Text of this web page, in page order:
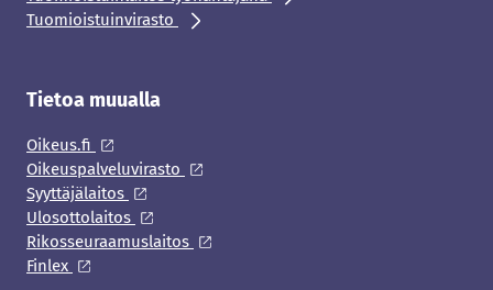
Tuomioistuinvirasto
Tietoa muualla
Oikeus.fi
Oikeuspalveluvirasto
Syyttäjälaitos
Ulosottolaitos
Rikosseuraamuslaitos
Finlex